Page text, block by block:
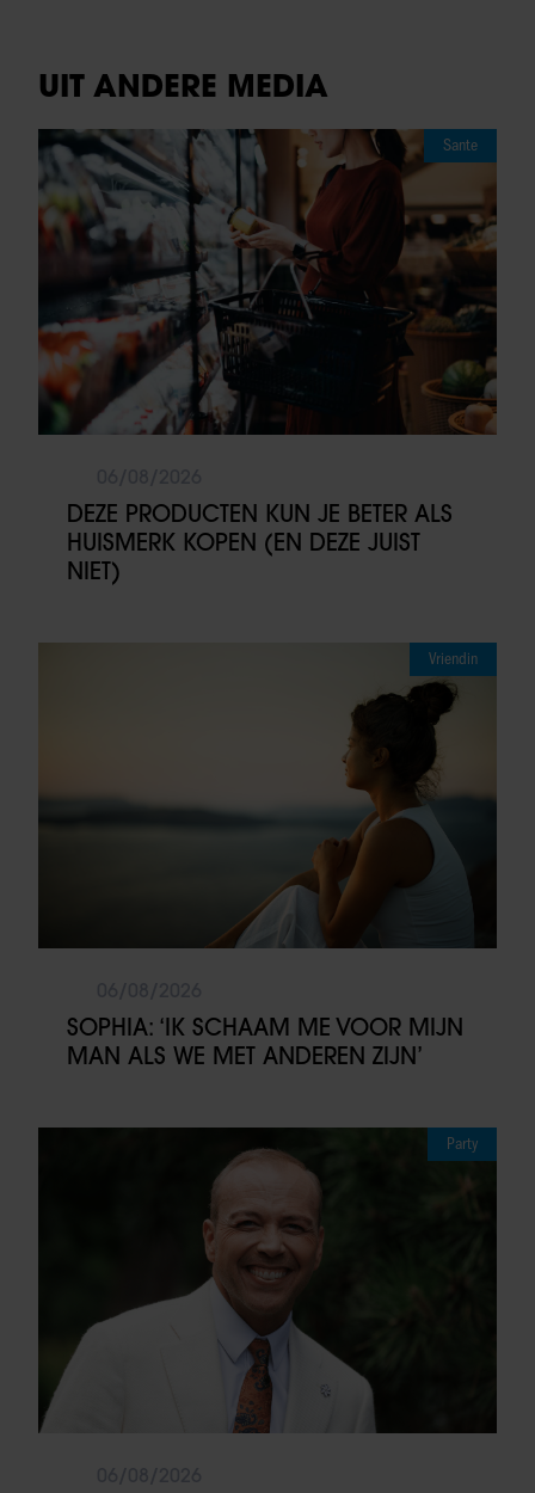
UIT ANDERE MEDIA
Sante
DEZE PRODUCTEN KUN JE BETER ALS
HUISMERK KOPEN (EN DEZE JUIST
NIET)
Vriendin
SOPHIA: ‘IK SCHAAM ME VOOR MIJN
MAN ALS WE MET ANDEREN ZIJN’
Party